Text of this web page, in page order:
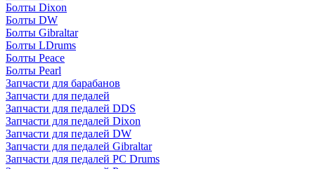
Болты Dixon
Болты DW
Болты Gibraltar
Болты LDrums
Болты Peace
Болты Pearl
Запчасти для барабанов
Запчасти для педалей
Запчасти для педалей DDS
Запчасти для педалей Dixon
Запчасти для педалей DW
Запчасти для педалей Gibraltar
Запчасти для педалей PC Drums